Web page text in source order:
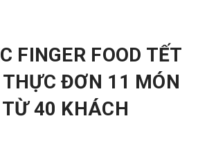
FINGER FOOD TẾT
ĐƠN 11 MÓN
40 KHÁCH